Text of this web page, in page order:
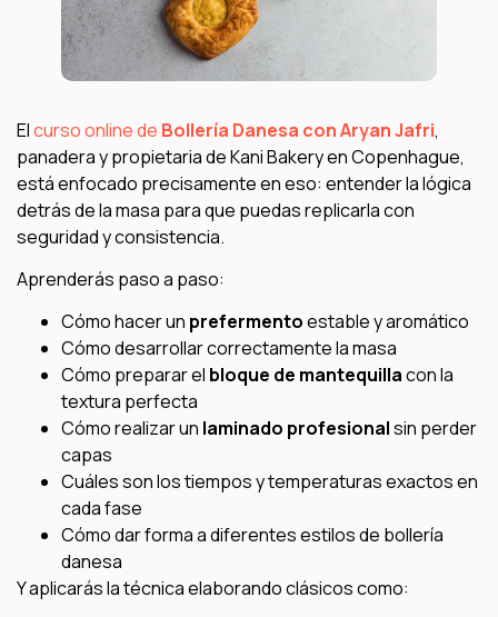
Elcurso online de Bollería Danesa con Aryan Jafri,
panadera y propietaria de Kani Bakery en Copenhague,
está enfocado precisamente en eso: entender la lógica
detrás de la masa para que puedas replicarla con
seguridad y consistencia.
Aprenderás paso a paso:
Cómo hacer un prefermentoestable y aromático
Cómo desarrollar correctamente la masa
Cómo preparar el bloque de mantequillacon la
textura perfecta
Cómo realizar un laminado profesionalsin perder
capas
Cuáles son los tiempos y temperaturas exactos en
cada fase
Cómo dar forma a diferentes estilos de bollería
danesa
Y aplicarás la técnica elaborando clásicos como: